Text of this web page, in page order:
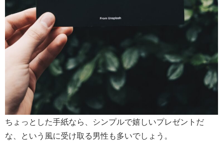
ちょっとした手紙なら、シンプルで嬉しいプレゼントだ
な、という風に受け取る男性も多いでしょう。